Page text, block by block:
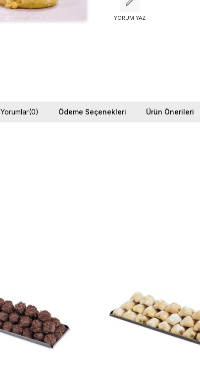
YORUM YAZ
Yorumlar(0) Ödeme Seçenekleri Ürün Önerileri